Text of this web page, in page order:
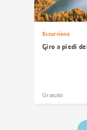
Escursione
Giro a piedi
Gratuito